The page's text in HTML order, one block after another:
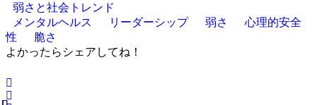
弱さと社会トレンド
メンタルヘルス
リーダーシップ 弱さ
心理的安全
性
脆さ
よかったらシェアしてね！